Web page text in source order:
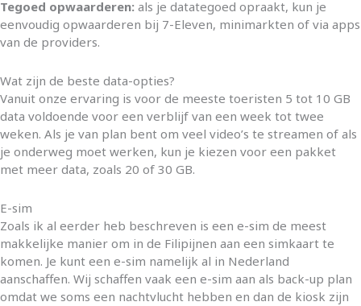
Tegoed opwaarderen: als je datategoed opraakt, kun je
eenvoudig opwaarderen bij 7-Eleven, minimarkten of via apps
van de providers.
Wat zijn de beste data-opties?
Vanuit onze ervaring is voor de meeste toeristen 5 tot 10 GB
data voldoende voor een verblijf van een week tot twee
weken. Als je van plan bent om veel video’s te streamen of als
je onderweg moet werken, kun je kiezen voor een pakket
met meer data, zoals 20 of 30 GB.
E-sim
Zoals ik al eerder heb beschreven is een e-sim de meest
makkelijke manier om in de Filipijnen aan een simkaart te
komen. Je kunt een e-sim namelijk al in Nederland
aanschaffen. Wij schaffen vaak een e-sim aan als back-up plan
omdat we soms een nachtvlucht hebben en dan de kiosk zijn